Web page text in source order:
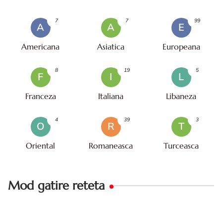
A
Americana
7
A
Asiatica
7
E
Europeana
99
F
Franceza
8
I
Italiana
19
L
Libaneza
5
O
Oriental
4
R
Romaneasca
39
T
Turceasca
3
Mod gatire reteta